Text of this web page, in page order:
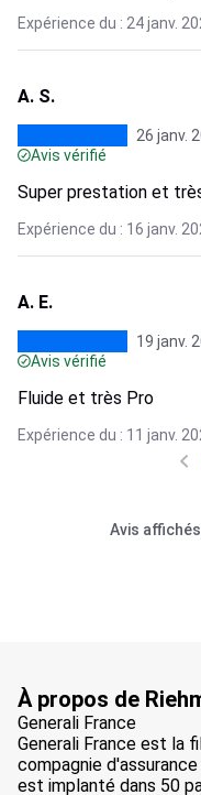
Expérience du : 24 janv.
A. S.
26 janv.
Avis vérifié
Super prestation et
Expérience du : 16 janv.
A. E.
19 janv.
Avis vérifié
Fluide et très Pro
Expérience du : 11 janv.
Avis
À propos de
Generali France
Generali France est la
compagnie
est implanté dans 50